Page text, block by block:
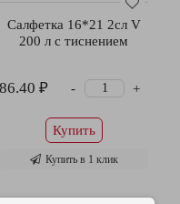
Салфетка 16*21 2сл V
200 л с тиснением
86.40 ₽ +
-
Купить
Купить в 1 клик